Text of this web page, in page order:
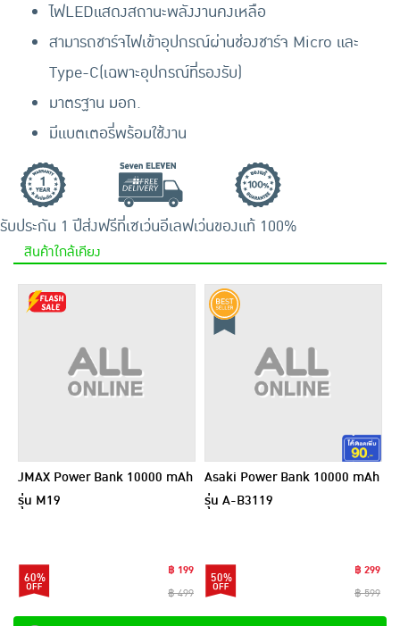
ไฟLEDแสดงสถานะพลังงานคงเหลือ
สามารถชาร์จไฟเข้าอุปกรณ์ผ่านช่องชาร์จ Micro และ
Type-C(เฉพาะอุปกรณ์ที่รองรับ)
มาตรฐาน มอก.
มีแบตเตอรี่พร้อมใช้งาน
รับประกัน 1 ปีส่งฟรีที่เซเว่นอีเลฟเว่นของแท้ 100%
สินค้าใกล้เคียง
JMAX Power Bank 10000 mAh
รุ่น M19
60%
฿ 199
฿ 499
Asaki Power Bank 10000 mAh
รุ่น A-B3119
50%
฿ 299
฿ 599